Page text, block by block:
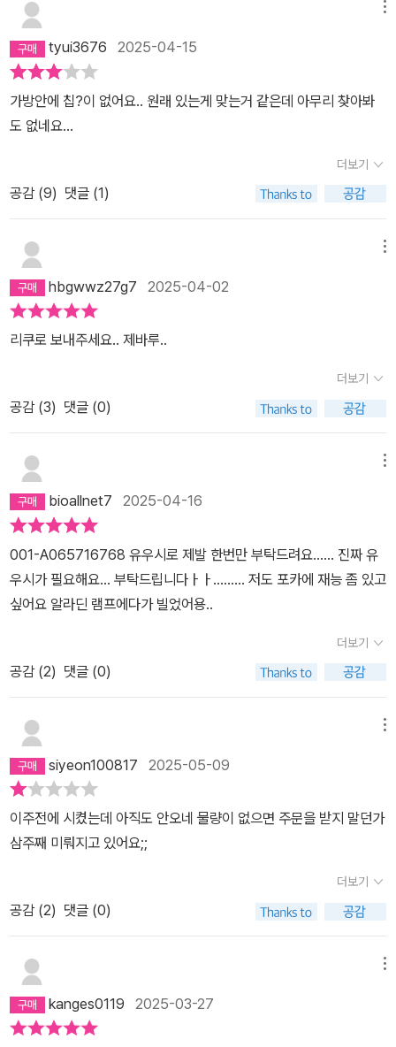
tyui3676 2025-04-15
가방안에 칩?이 없어요.. 원래 있는게 맞는거 같은데 아무리 찾아봐
도 없네요…
더보기
공감 (9) 댓글 (1)
hbgwwz27g7 2025-04-02
리쿠로 보내주세요.. 제바루..
더보기
공감 (3) 댓글 (0)
bioallnet7 2025-04-16
001-A065716768 유우시로 제발 한번만 부탁드려요…… 진짜 유
우시가 필요해요… 부탁드립니다ㅏㅏ……… 저도 포카에 재능 좀 있고
싶어요 알라딘 램프에다가 빌었어용..
더보기
공감 (2) 댓글 (0)
siyeon100817 2025-05-09
이주전에 시켰는데 아직도 안오네 물량이 없으면 주문을 받지 말던가
삼주째 미뤄지고 있어요;;
더보기
공감 (2) 댓글 (0)
kanges0119 2025-03-27